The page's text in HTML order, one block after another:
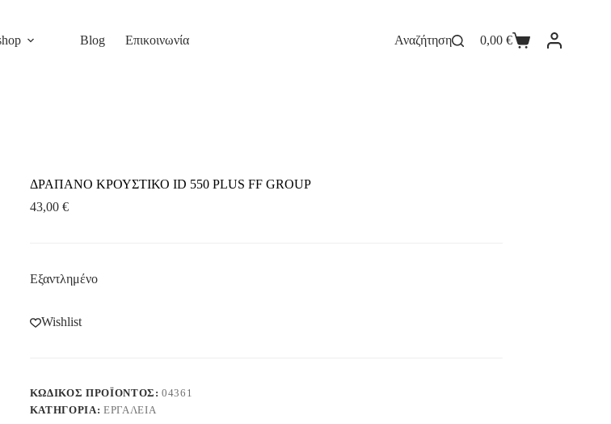
Blog Επικοινωνία Αναζήτηση 0,00 €
ΔΡΑΠΑΝΟ ΚΡΟΥΣΤΙΚΟ ID 550 PLUS FF GROUP
43,00 €
Εξαντλημένο
Wishlist
ΚΩΔΙΚΌΣ ΠΡΟΪΌΝΤΟΣ:04361
ΚΑΤΗΓΟΡΊΑ: ΕΡΓΑΛΕΙΑ